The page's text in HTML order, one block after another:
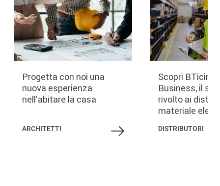
Progetta con noi una
nuova esperienza
nell'abitare la casa
ARCHITETTI
Scopri BTicino
Business, il
rivolto ai
materiale
DISTRIBUTORI